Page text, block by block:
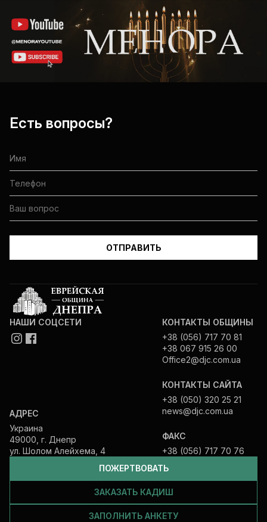
Есть вопросы?
ПОЖЕРТВОВАТЬ
ЗАКАЗАТЬ КАДИШ
ЗАПОЛНИТЬ АНКЕТУ
НАШИ СОЦСЕТИ
АДРЕС
Украина
49000, г. Днепр
ул. Шолом Алейхема, 4
КОНТАКТЫ ОБЩИНЫ
+38 (056) 717 70 81
+38 067 915 26 00
Office2@djc.com.ua
КОНТАКТЫ САЙТА
+38 (050) 320 25 21
news@djc.com.ua
ФАКС
+38 (056) 717 70 76